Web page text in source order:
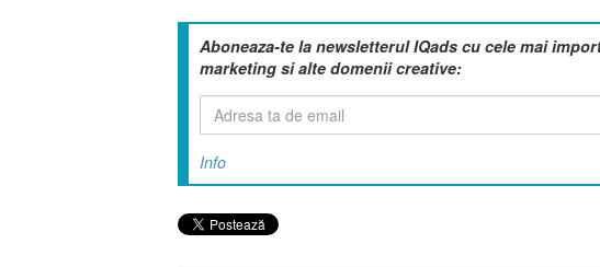
Aboneaza-te la newsletterul IQads cu cele mai
marketing si alte domenii creative:
Info